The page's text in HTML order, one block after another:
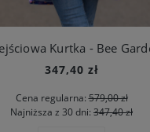
Kurtka - Bee
347,40 zł
Cena regularna:579,00 zł
Najniższa z 30 dni: 347,40 zł